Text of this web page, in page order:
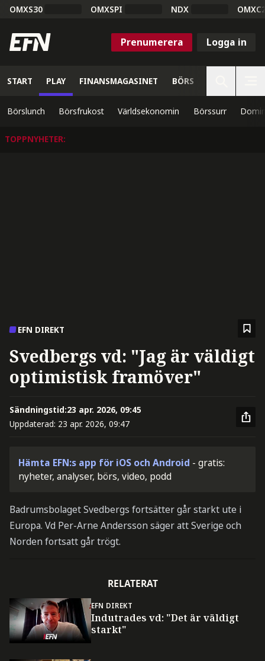
OMXS30 OMXSPI NDX
Prenumerera Logga in
START PLAY FINANSMAGASINET BÖRS
Börslunch Börsfrukost Världsekonomin Börssurr
TOPPNYHETER:
EFN DIREKT
Svedbergs vd: "Jag är väldigt
optimistisk framöver"
Sändningstid:23 apr. 2026, 09:45
Uppdaterad: 23 apr. 2026, 09:47
Hämta EFN:s app för iOS och Android - gratis:
nyheter, analyser, börs, video, podd
Badrumsbolaget Svedbergs fortsätter går starkt ute i
Europa. Vd Per-Arne Andersson säger att Sverige och
Norden fortsatt går trögt.
RELATERAT
EFN DIREKT
Indutrades vd: "Det är väldigt
starkt"